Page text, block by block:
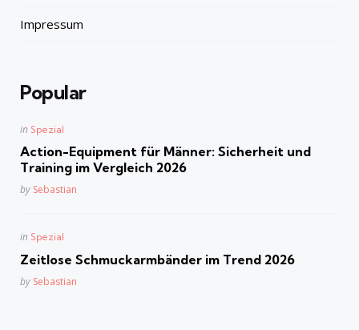
Impressum
Popular
Posted
in Spezial
Action-Equipment für Männer: Sicherheit und
Training im Vergleich 2026
Posted
by Sebastian
Posted
in Spezial
Zeitlose Schmuckarmbänder im Trend 2026
Posted
by Sebastian